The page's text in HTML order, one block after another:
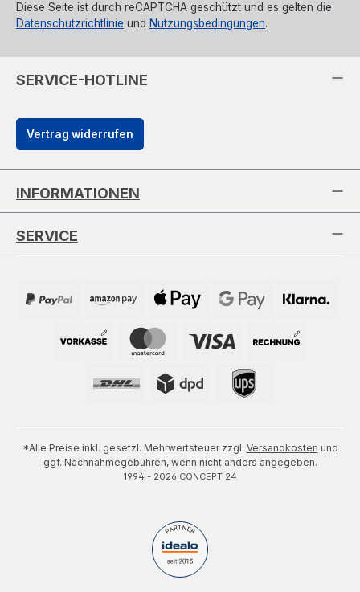
Diese Seite ist durch reCAPTCHA geschützt und es gelten die
Datenschutzrichtlinie und Nutzungsbedingungen.
SERVICE-HOTLINE
Vertrag widerrufen
INFORMATIONEN
SERVICE
*Alle Preise inkl. gesetzl. Mehrwertsteuer zzgl. Versandkosten und
ggf. Nachnahmegebühren, wenn nicht anders angegeben.
1994 - 2026 CONCEPT 24